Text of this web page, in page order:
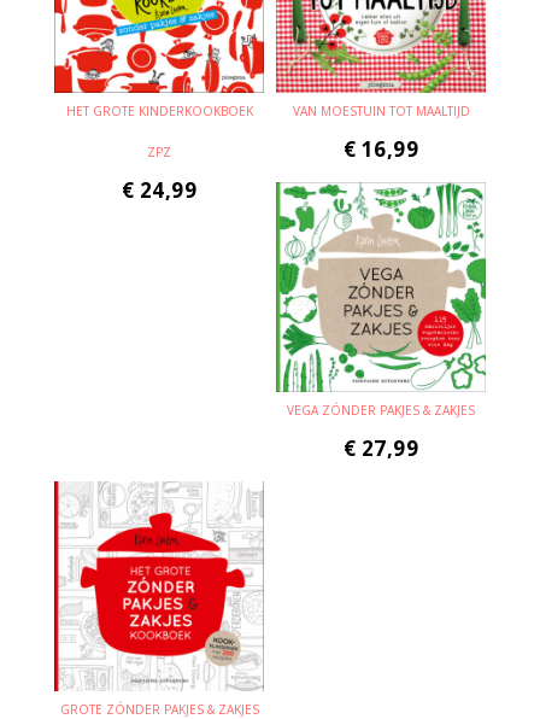
HET GROTE KINDERKOOKBOEK
ZPZ
€ 24,99
VAN MOESTUIN TOT MAALTIJD
€ 16,99
VEGA ZÓNDER PAKJES & ZAKJES
€ 27,99
GROTE ZÓNDER PAKJES & ZAKJES